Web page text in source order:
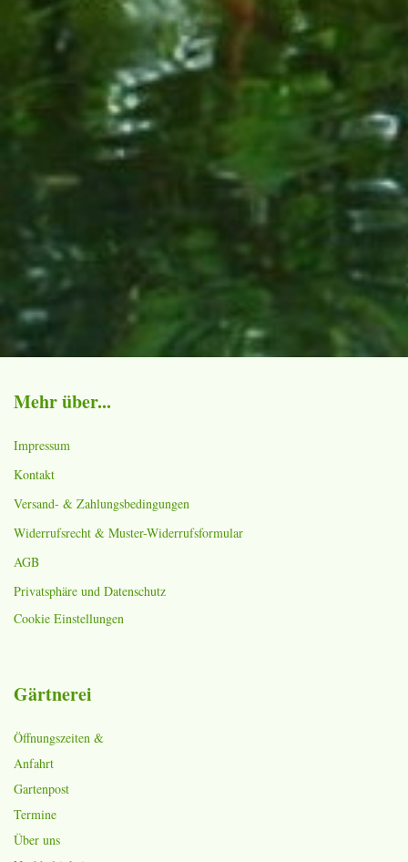
Mehr über...
Impressum
Kontakt
Versand- & Zahlungsbedingungen
Widerrufsrecht & Muster-Widerrufsformular
AGB
Privatsphäre und Datenschutz
Cookie Einstellungen
Gärtnerei
Öffnungszeiten &
Anfahrt
Gartenpost
Termine
Über uns